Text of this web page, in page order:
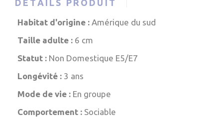
DÉTAILS PRODUIT
Habitat d'origine : Amérique du sud
Taille adulte : 6 cm
Statut : Non Domestique E5/E7
Longévité : 3 ans
Mode de vie : En groupe
Comportement : Sociable